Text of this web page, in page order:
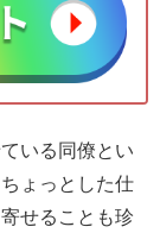
いる同僚とい
ょっとした仕
せることも珍